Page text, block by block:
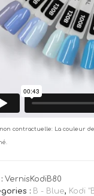
contractuelle: La couleur
VernisKodiB80
: B - Blue, Kodi